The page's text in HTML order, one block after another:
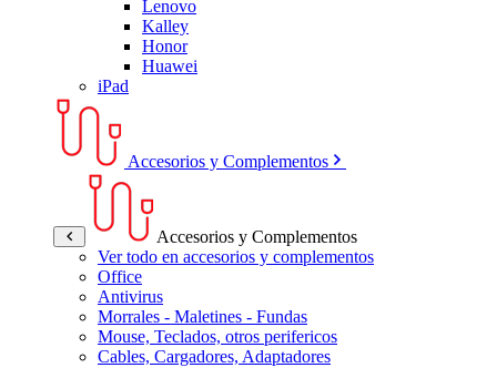
Lenovo
Kalley
Honor
Huawei
iPad
Accesorios y Complementos
Accesorios y Complementos
Ver todo en accesorios y complementos
Office
Antivirus
Morrales - Maletines - Fundas
Mouse, Teclados, otros perifericos
Cables, Cargadores, Adaptadores